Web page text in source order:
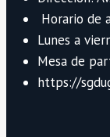
Horario de
Lunes a
Mesa de
https://